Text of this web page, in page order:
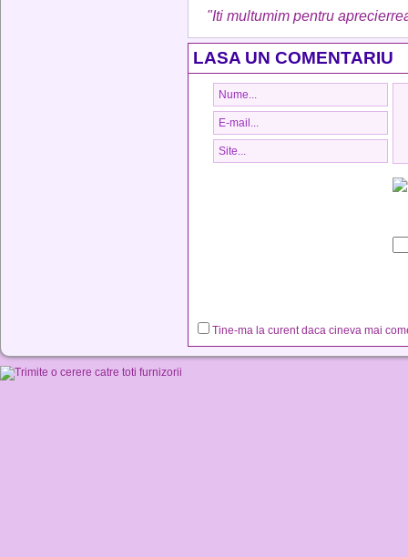
"Iti multumim pentru
LASA UN COMENTARIU
Tine-ma la curent daca cineva mai